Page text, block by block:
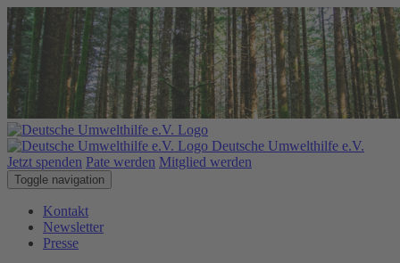
Deutsche Umwelthilfe e.V.
Jetzt spenden Pate werden Mitglied werden
Toggle navigation
Kontakt
Newsletter
Presse